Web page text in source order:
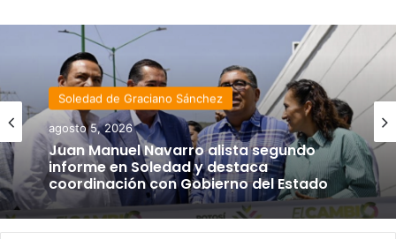
Soledad de Graciano Sánchez
agosto 5, 2026
Juan Manuel Navarro alista segundo
informe en Soledad y destaca
coordinación con Gobierno del Estado